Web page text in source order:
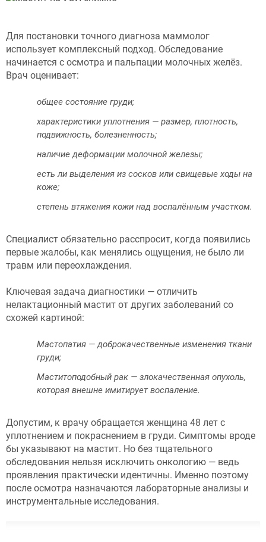
Для постановки точного диагноза маммолог
использует комплексный подход. Обследование
начинается с осмотра и пальпации молочных желёз.
Врач оценивает:
общее состояние груди;
характеристики уплотнения — размер, плотность,
подвижность, болезненность;
наличие деформации молочной железы;
есть ли выделения из сосков или свищевые ходы на
коже;
степень втяжения кожи над воспалённым участком.
Специалист обязательно расспросит, когда появились
первые жалобы, как менялись ощущения, не было ли
травм или переохлаждения.
Ключевая задача диагностики — отличить
нелактационный мастит от других заболеваний со
схожей картиной:
Мастопатия — доброкачественные изменения ткани
груди;
Маститоподобный рак — злокачественная опухоль,
которая внешне имитирует воспаление.
Допустим, к врачу обращается женщина 48 лет с
уплотнением и покраснением в груди. Симптомы вроде
бы указывают на мастит. Но без тщательного
обследования нельзя исключить онкологию — ведь
проявления практически идентичны. Именно поэтому
после осмотра назначаются лабораторные анализы и
инструментальные исследования.